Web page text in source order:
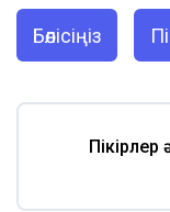
Бөлісіңіз
Пікірлер